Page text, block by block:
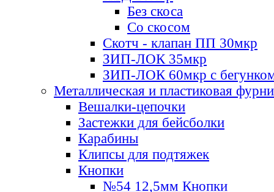
Без скоса
Со скосом
Скотч - клапан ПП 30мкр
ЗИП-ЛОК 35мкр
ЗИП-ЛОК 60мкр с
Металлическая и пластиковая
Вешалки-цепочки
Застежки для бейсболки
Карабины
Клипсы для подтяжек
Кнопки
№54 12,5мм Кнопки